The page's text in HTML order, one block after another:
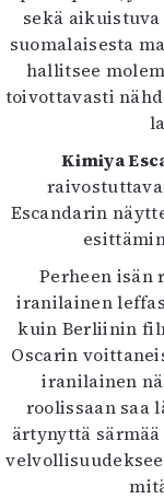
sekä
suomalaisesta
hallitsee
toivottavasti
Kimiya
Escandarin
Perheen isän
iranilainen
kuin Berliinin
Oscarin
iranilainen
roolissaan saa
ärtynyttä